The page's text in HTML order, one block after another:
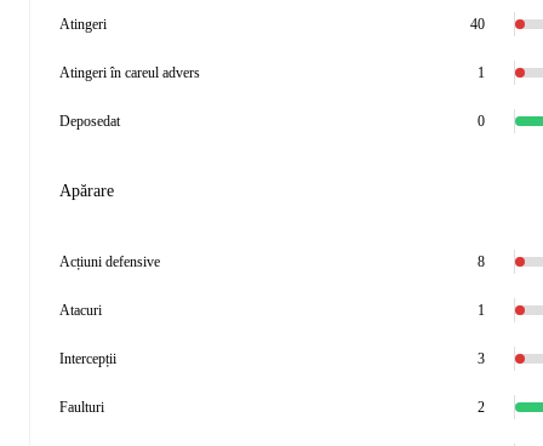
Atingeri 40
Atingeri în careul advers 1
Deposedat 0
Apărare
Acțiuni defensive 8
Atacuri 1
Intercepții 3
Faulturi 2